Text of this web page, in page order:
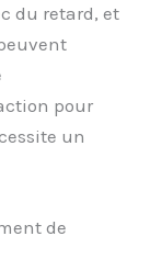
du retard, et
pour
un
de